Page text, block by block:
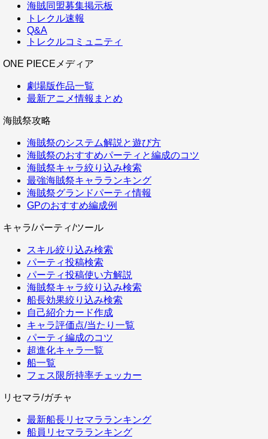
海賊同盟募集掲示板
トレクル速報
Q&A
トレクルコミュニティ
ONE PIECEメディア
劇場版作品一覧
最新アニメ情報まとめ
海賊祭攻略
海賊祭のシステム解説と遊び方
海賊祭のおすすめパーティと編成のコツ
海賊祭キャラ絞り込み検索
最強海賊祭キャラランキング
海賊祭グランドパーティ情報
GPのおすすめ編成例
キャラ/パーティ/ツール
スキル絞り込み検索
パーティ投稿検索
パーティ投稿使い方解説
海賊祭キャラ絞り込み検索
船長効果絞り込み検索
自己紹介カード作成
キャラ評価点/当たり一覧
パーティ編成のコツ
超進化キャラ一覧
船一覧
フェス限所持率チェッカー
リセマラ/ガチャ
最新船長リセマラランキング
船員リセマラランキング